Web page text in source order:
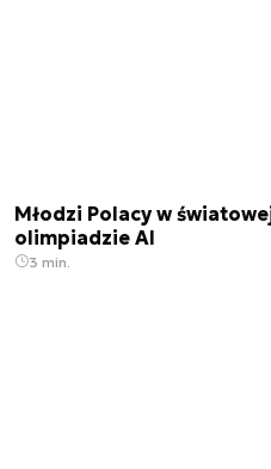
Młodzi Polacy w
olimpiadzie AI
3 min.